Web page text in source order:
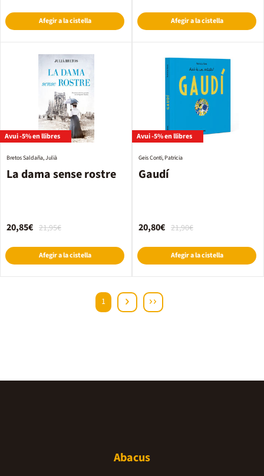
Afegir a la cistella Afegir a la cistella
Avui -5% en llibres
La dama sense rostre
Bretos Saldaña, Julià
21,95€
20,85€
Afegir a la cistella
Avui -5% en llibres
Gaudí
Geis Conti, Patricia
21,90€
20,80€
Afegir a la cistella
1
Abacus